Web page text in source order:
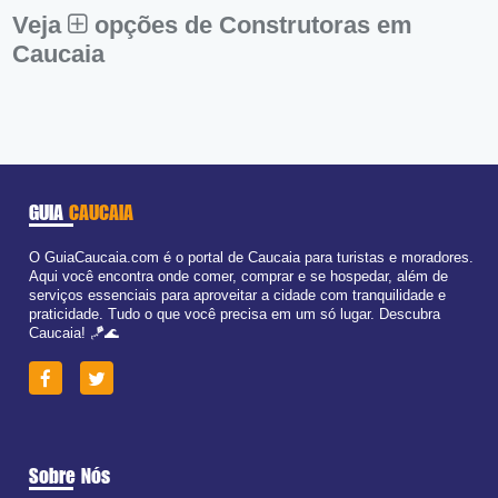
Dom:
Fechado
Veja
opções de Construtoras em
Caucaia
GUIA CAUCAIA
O GuiaCaucaia.com é o portal de Caucaia para turistas e moradores.
Aqui você encontra onde comer, comprar e se hospedar, além de
serviços essenciais para aproveitar a cidade com tranquilidade e
praticidade. Tudo o que você precisa em um só lugar. Descubra
Caucaia! 🪁🌊
Sobre Nós